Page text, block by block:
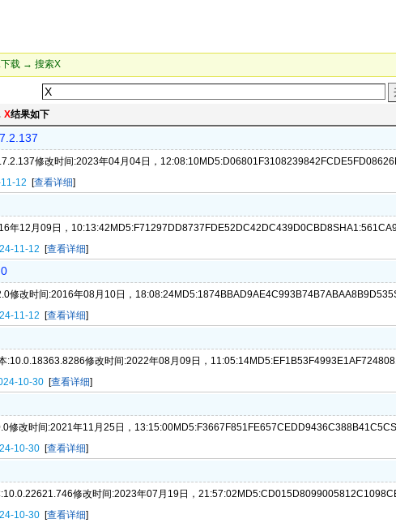
载→ 搜索X
X结果如下
修改时间:2023年04月04日，
12 [查看详细]
年12月09日，
11-12 [查看详细]
修改时间:2016年08月10日，
11-12 [查看详细]
:10.0.18363.8286修改时间:2022年08月09日，
10-30[查看详细]
修改时间:2021年11月25日，
10-30[查看详细]
修改时间:2023年07月19日，
10-30[查看详细]